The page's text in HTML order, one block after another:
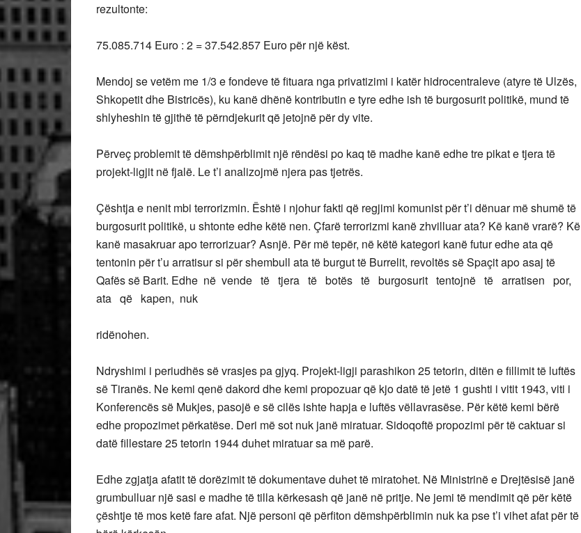
rezultonte:
75.085.714 Euro : 2 = 37.542.857 Euro për një këst.
Mendoj se vetëm me 1/3 e fondeve të fituara nga privatizimi i katër hidrocentraleve (atyre të Ulzës,
Shkopetit dhe Bistricës), ku kanë dhënë kontributin e tyre edhe ish të burgosurit politikë, mund të
shlyheshin të gjithë të përndjekurit që jetojnë për dy vite.
Përveç problemit të dëmshpërblimit një rëndësi po kaq të madhe kanë edhe tre pikat e tjera të
projekt-ligjit në fjalë. Le t’i analizojmë njera pas tjetrës.
Çështja e nenit mbi terrorizmin. Është i njohur fakti që regjimi komunist për t’i dënuar më shumë të
burgosurit politikë, u shtonte edhe këtë nen. Çfarë terrorizmi kanë zhvilluar ata? Kë kanë vrarë? Kë
kanë masakruar apo terrorizuar? Asnjë. Për më tepër, në këtë kategori kanë futur edhe ata që
tentonin për t’u arratisur si për shembull ata të burgut të Burrelit, revoltës së Spaçit apo asaj të
Qafës së Barit. Edhe në vende të tjera të botës të burgosurit tentojnë të arratisen por,
ata që kapen, nuk
ridënohen.
Ndryshimi i periudhës së vrasjes pa gjyq. Projekt-ligji parashikon 25 tetorin, ditën e fillimit të luftës
së Tiranës. Ne kemi qenë dakord dhe kemi propozuar që kjo datë të jetë 1 gushti i vitit 1943, viti i
Konferencës së Mukjes, pasojë e së cilës ishte hapja e luftës vëllavrasëse. Për këtë kemi bërë
edhe propozimet përkatëse. Deri më sot nuk janë miratuar. Sidoqoftë propozimi për të caktuar si
datë fillestare 25 tetorin 1944 duhet miratuar sa më parë.
Edhe zgjatja afatit të dorëzimit të dokumentave duhet të miratohet. Në Ministrinë e Drejtësisë janë
grumbulluar një sasi e madhe të tilla kërkesash që janë në pritje. Ne jemi të mendimit që për këtë
çështje të mos ketë fare afat. Një personi që përfiton dëmshpërblimin nuk ka pse t’i vihet afat për të